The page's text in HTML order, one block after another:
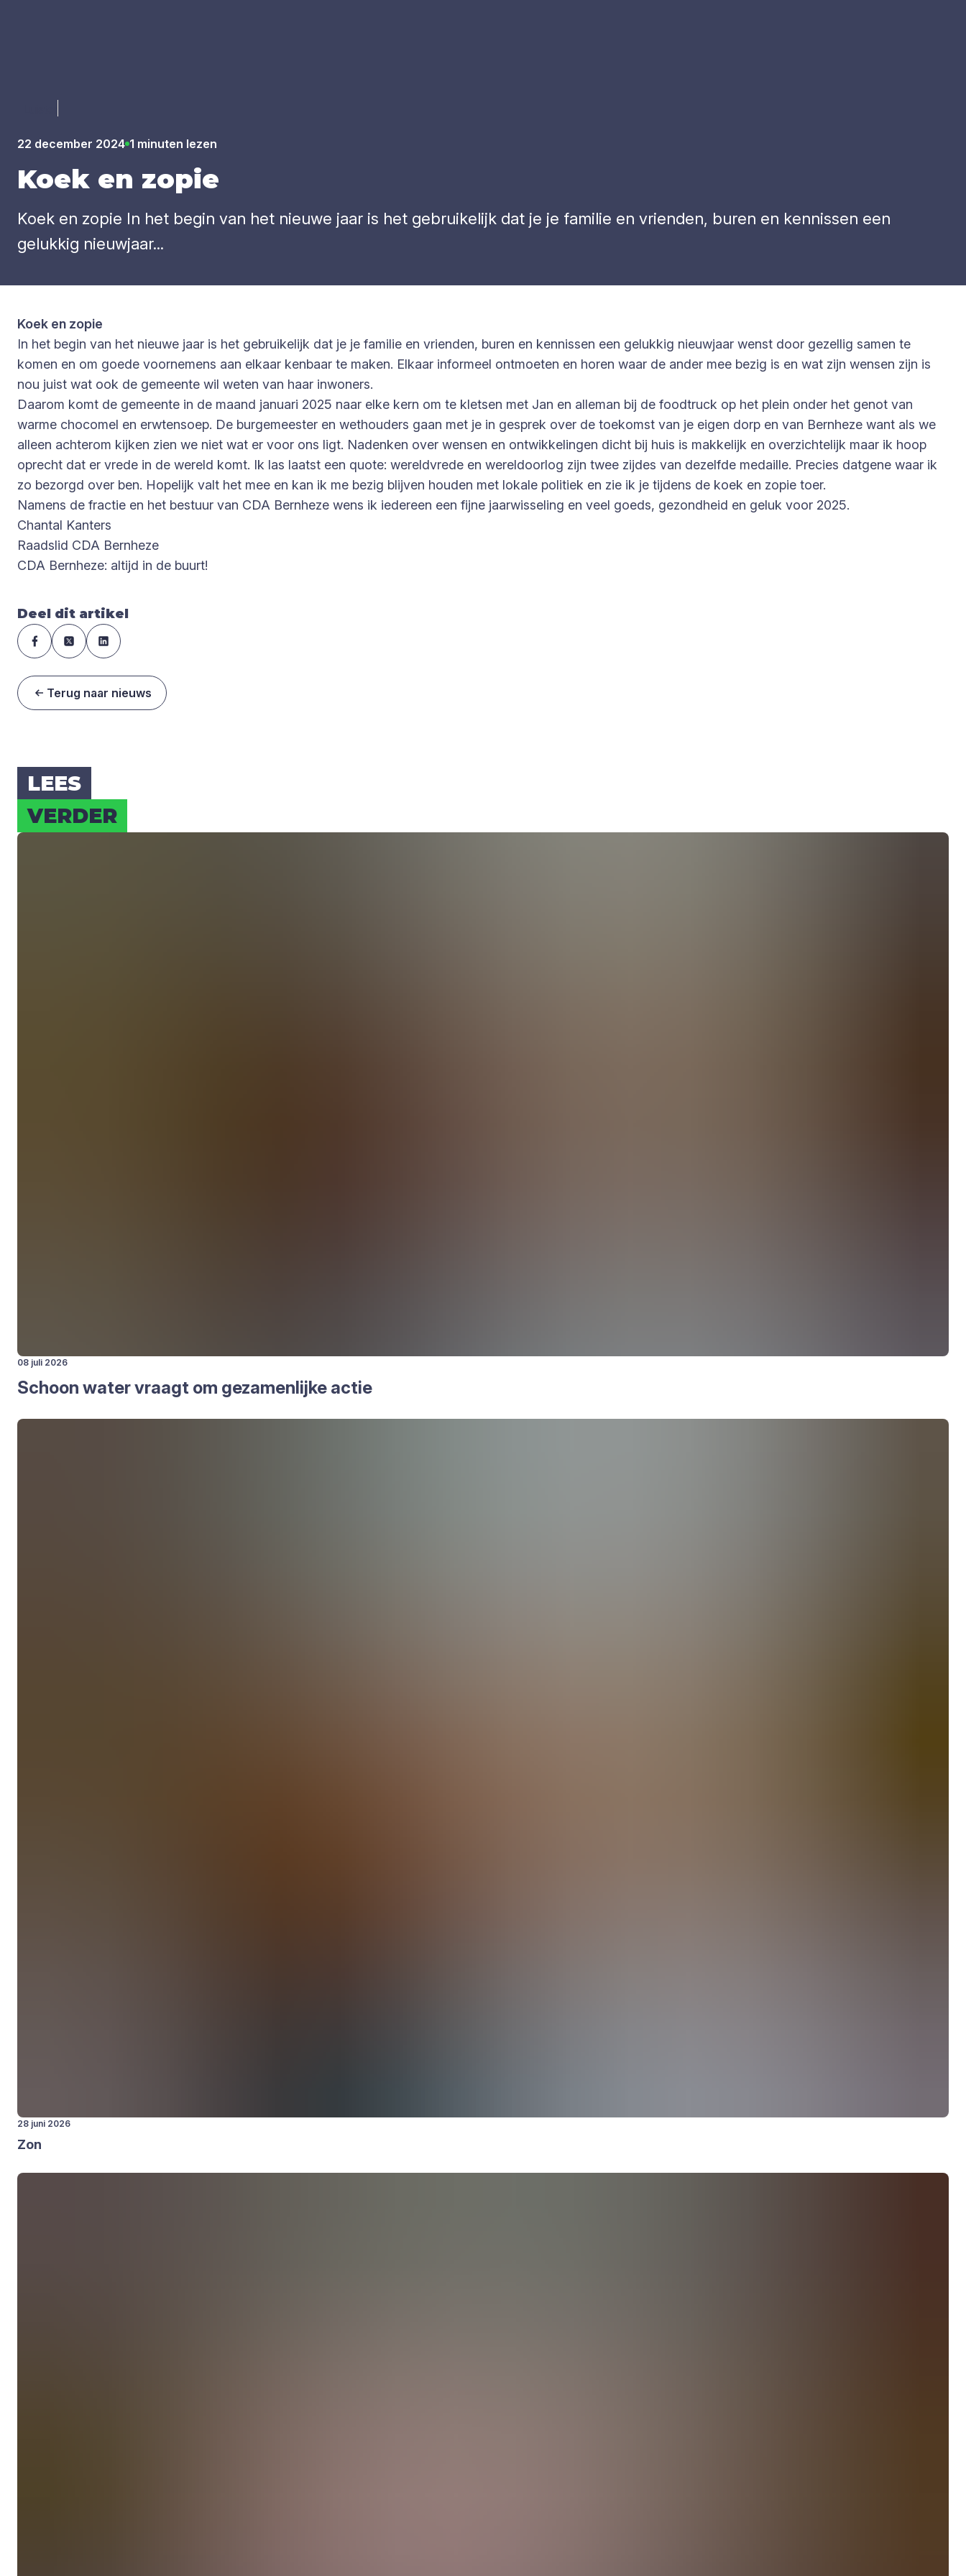
22 december 2024 1 minuten lezen
Koek en zopie
Koek en zopie In het begin van het nieuwe jaar is het gebruikelijk dat je je familie en vrienden, buren en kennissen een
gelukkig nieuwjaar...
Koek en zopie
In het begin van het nieuwe jaar is het gebruikelijk dat je je familie en vrienden, buren en kennissen een gelukkig nieuwjaar wenst door gezellig samen te
komen en om goede voornemens aan elkaar kenbaar te maken. Elkaar informeel ontmoeten en horen waar de ander mee bezig is en wat zijn wensen zijn is
nou juist wat ook de gemeente wil weten van haar inwoners.
Daarom komt de gemeente in de maand januari 2025 naar elke kern om te kletsen met Jan en alleman bij de foodtruck op het plein onder het genot van
warme chocomel en erwtensoep. De burgemeester en wethouders gaan met je in gesprek over de toekomst van je eigen dorp en van Bernheze want als we
alleen achterom kijken zien we niet wat er voor ons ligt. Nadenken over wensen en ontwikkelingen dicht bij huis is makkelijk en overzichtelijk maar ik hoop
oprecht dat er vrede in de wereld komt. Ik las laatst een quote: wereldvrede en wereldoorlog zijn twee zijdes van dezelfde medaille. Precies datgene waar ik
zo bezorgd over ben. Hopelijk valt het mee en kan ik me bezig blijven houden met lokale politiek en zie ik je tijdens de koek en zopie toer.
Namens de fractie en het bestuur van CDA Bernheze wens ik iedereen een fijne jaarwisseling en veel goeds, gezondheid en geluk voor 2025.
Chantal Kanters
Raadslid CDA Bernheze
CDA Bernheze: altijd in de buurt!
Deel dit artikel
Terug naar nieuws
LEES
VER­DER
08 juli 2026
Schoon water vraagt om geza­men­lij­ke actie
28 juni 2026
Zon